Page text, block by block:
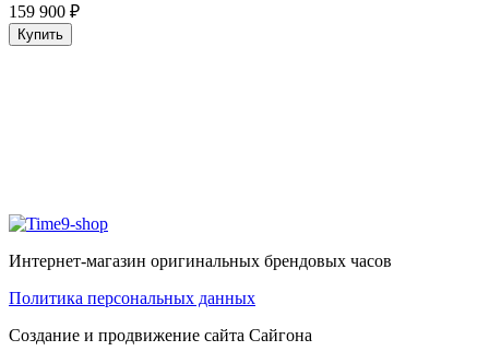
159 900 ₽
Купить
Интернет-магазин оригинальных брендовых часов
Политика персональных данных
Создание и продвижение сайта Сайгона